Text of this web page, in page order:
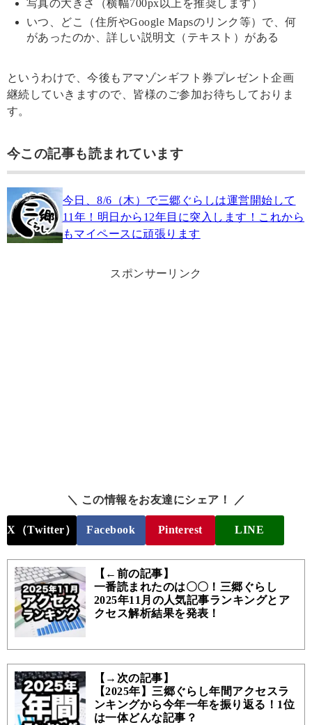
写真の大きさ（横幅700px以上を推奨します）
いつ、どこ（住所やGoogle Mapsのリンク等）で、何
があったのか、詳しい説明文（テキスト）がある
というわけで、今後もアマゾンギフト券プレゼント企画
継続していきますので、皆様のご参加お待ちしておりま
す。
今この記事も読まれています
今日、8/6（木）で三郷ぐらしは運営開始して
11年！明日から12年目に突入します！これから
もマイペースに頑張ります
スポンサーリンク
＼ この情報をお友達にシェア！ ／
X（Twitter） Facebook Pinterest LINE
【←前の記事】
一番読まれたのは〇〇！三郷ぐらし
2025年11月の人気記事ランキングとア
クセス解析結果を発表！
【→次の記事】
【2025年】三郷ぐらし年間アクセスラ
ンキングから今年一年を振り返る！1位
は一体どんな記事？